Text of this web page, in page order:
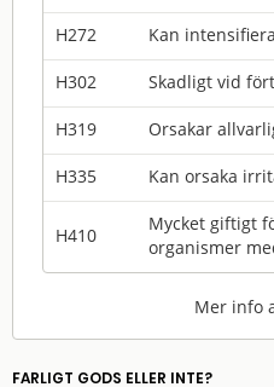
H272 Kan
H302 Skadligt vid
H319 Orsakar
H335 Kan orsaka
H410
Mycket giftigt
organismer
Mer info
FARLIGT GODS ELLER INTE?